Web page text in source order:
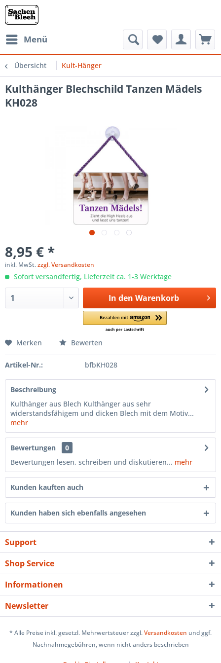
Menü
Übersicht Kult-Hänger
Kulthänger Blechschild Tanzen Mädels
KH028
8,95 € *
inkl. MwSt.zzgl. Versandkosten
Sofort versandfertig, Lieferzeit ca. 1-3 Werktage
In den Warenkorb
Merken Bewerten
Artikel-Nr.: bfbKH028
Beschreibung
Kulthänger aus Blech Kulthänger aus sehr
widerstandsfähigem und dicken Blech mit dem Motiv...
mehr
Bewertungen
0
Bewertungen lesen, schreiben und diskutieren... mehr
Kunden kauften auch
Kunden haben sich ebenfalls angesehen
Support
Shop Service
Informationen
Newsletter
* Alle Preise inkl. gesetzl. Mehrwertsteuer zzgl.Versandkosten und ggf.
Nachnahmegebühren, wenn nicht anders beschrieben